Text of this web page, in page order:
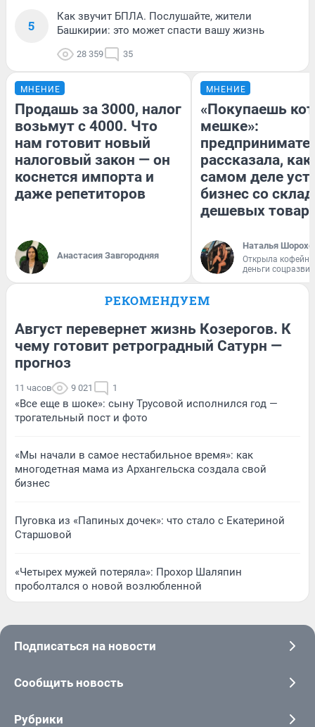
5
Как звучит БПЛА. Послушайте, жители
Башкирии: это может спасти вашу жизнь
28 359 35
МНЕНИЕ
Продашь за 3000, налог
возьмут с 4000. Что
нам готовит новый
налоговый закон — он
коснется импорта и
даже репетиторов
Анастасия Завгородняя
МНЕНИЕ
«Покупаешь
мешке»:
рассказала, как
самом деле
бизнес со
дешевых
Наталья
Открыла
деньги
РЕКОМЕНДУЕМ
Август перевернет жизнь Козерогов. К
чему готовит ретроградный Сатурн —
прогноз
11 часов 9 021 1
«Все еще в шоке»: сыну Трусовой исполнился год —
трогательный пост и фото
«Мы начали в самое нестабильное время»: как
многодетная мама из Архангельска создала свой
бизнес
Пуговка из «Папиных дочек»: что стало с Екатериной
Старшовой
«Четырех мужей потеряла»: Прохор Шаляпин
проболтался о новой возлюбленной
Подписаться на новости
Сообщить новость
Рубрики